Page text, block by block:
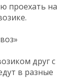
проехать на
друг с
в разные